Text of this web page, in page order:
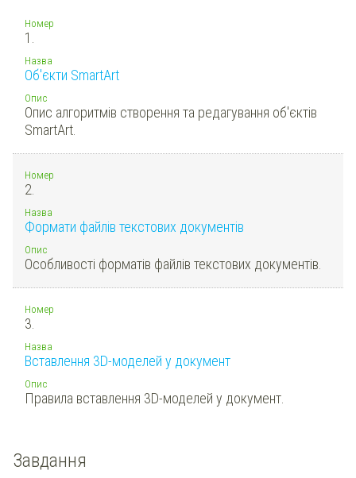
Номер
1.
Назва
Об'єкти SmartArt
Опис
Опис алгоритмів створення та редагування об'єктів
SmartArt.
Номер
2.
Назва
Формати файлів текстових документів
Опис
Особливості форматів файлів текстових документів.
Номер
3.
Назва
Вставлення 3D-моделей у документ
Опис
Правила вставлення 3D-моделей у документ.
Завдання